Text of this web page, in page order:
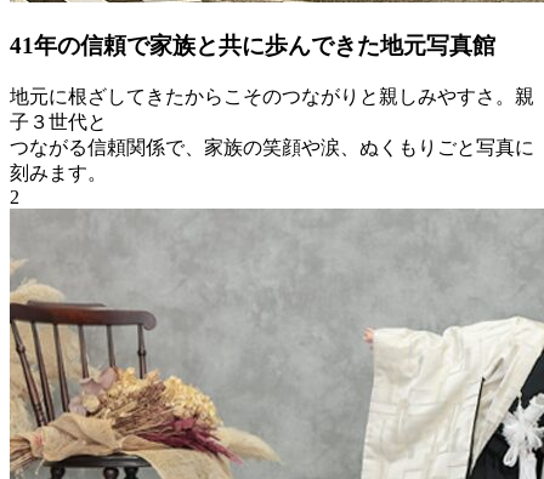
41年の信頼で家族と共に歩んできた地元写真館
地元に根ざしてきたからこそのつながりと親しみやすさ。親
子３世代と
つながる信頼関係で、家族の笑顔や涙、ぬくもりごと写真に
刻みます。
2